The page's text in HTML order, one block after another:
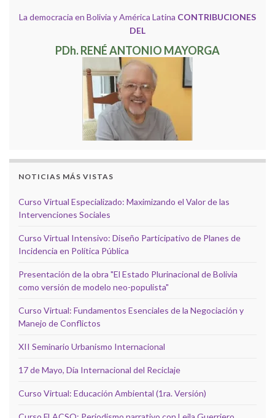
La democracia en Bolivia y América Latina CONTRIBUCIONES
DEL
PDh. RENÉ ANTONIO MAYORGA
NOTICIAS MÁS VISTAS
Curso Virtual Especializado: Maximizando el Valor de las
Intervenciones Sociales
Curso Virtual Intensivo: Diseño Participativo de Planes de
Incidencia en Política Pública
Presentación de la obra "El Estado Plurinacional de Bolivia
como versión de modelo neo-populista"
Curso Virtual: Fundamentos Esenciales de la Negociación y
Manejo de Conflictos
XII Seminario Urbanismo Internacional
17 de Mayo, Día Internacional del Reciclaje
Curso Virtual: Educación Ambiental (1ra. Versión)